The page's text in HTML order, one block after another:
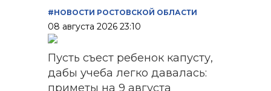
#НОВОСТИ РОСТОВСКОЙ ОБЛАСТИ
08 августа 2026 23:10
Пусть съест ребенок капусту,
дабы учеба легко давалась:
приметы на 9 августа